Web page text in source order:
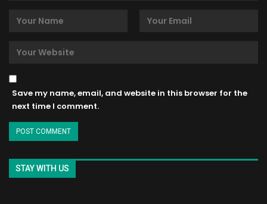
Save my name, email, and website in this browser for the
next time I comment.
STAY WITH US